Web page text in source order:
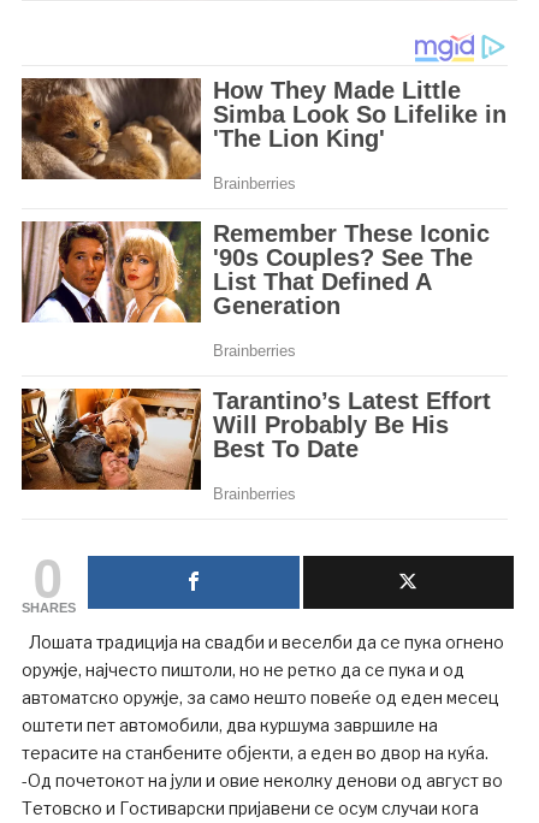
0
SHARES
Лошата традиција на свадби и веселби да се пука огнено
оружје, најчесто пиштоли, но не ретко да се пука и од
автоматско оружје, за само нешто повеќе од еден месец
оштети пет автомобили, два куршума завршиле на
терасите на станбените објекти, а еден во двор на куќа.
-Од почетокот на јули и овие неколку денови од август во
Тетовско и Гостиварски пријавени се осум случаи кога